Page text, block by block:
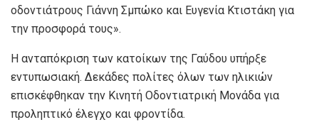
οδοντιάτρους Γιάννη Σμπώκο και Ευγενία Κτιστάκη για
την προσφορά τους».
Η ανταπόκριση των κατοίκων της Γαύδου υπήρξε
εντυπωσιακή. Δεκάδες πολίτες όλων των ηλικιών
επισκέφθηκαν την Κινητή Οδοντιατρική Μονάδα για
προληπτικό έλεγχο και φροντίδα.